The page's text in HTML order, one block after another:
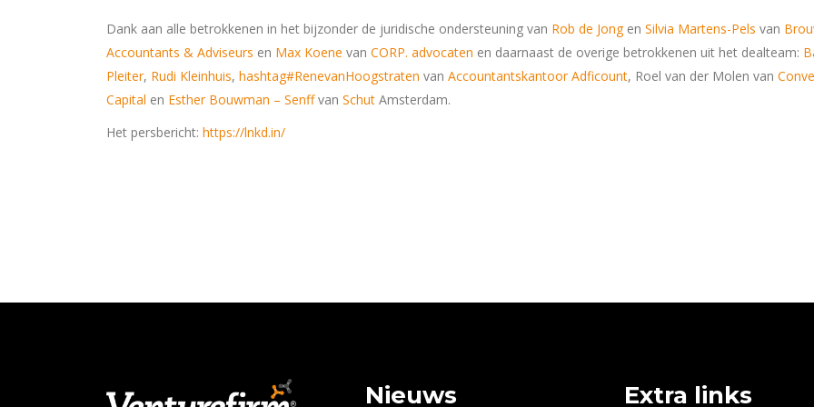
Dank aan alle betrokkenen in het bijzonder de juridische ondersteuning van Rob de Jongen Silvia Martens-Pels van
Accountants & Adviseurs en Max Koene van CORP. advocaten en daarnaast de overige betrokkenen uit het dealteam:
Pleiter, Rudi Kleinhuis, hashtag#RenevanHoogstraten van Accountantskantoor Adficount, Roel van der Molen van
Capital en Esther Bouwman – Senffvan Schut Amsterdam.
Het persbericht: https://lnkd.in/
Nieuws Extra links